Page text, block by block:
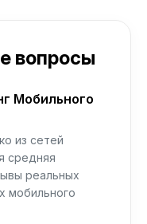
вопросы
Мобильного
из сетей
средняя
реальных
мобильного